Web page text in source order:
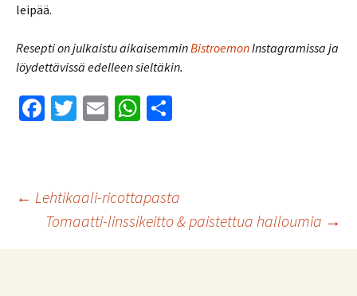
leipää.
Resepti on julkaistu aikaisemminBistroemonInstagramissa ja
löydettävissä edelleen sieltäkin.
Fa
o
o
k
T
er
E
l
W
p
p
Artikkelien
selaus
← Lehtikaali-ricottapasta
Tomaatti-linssikeitto & paistettua halloumia →